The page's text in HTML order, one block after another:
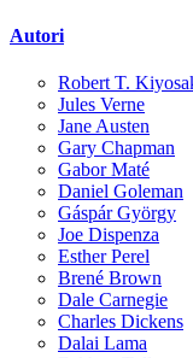
Autori
Robert T.
Jules Verne
Jane Austen
Gary Chapman
Gabor Maté
Daniel Goleman
Gáspár György
Joe Dispenza
Esther Perel
Brené Brown
Dale Carnegie
Charles Dickens
Dalai Lama